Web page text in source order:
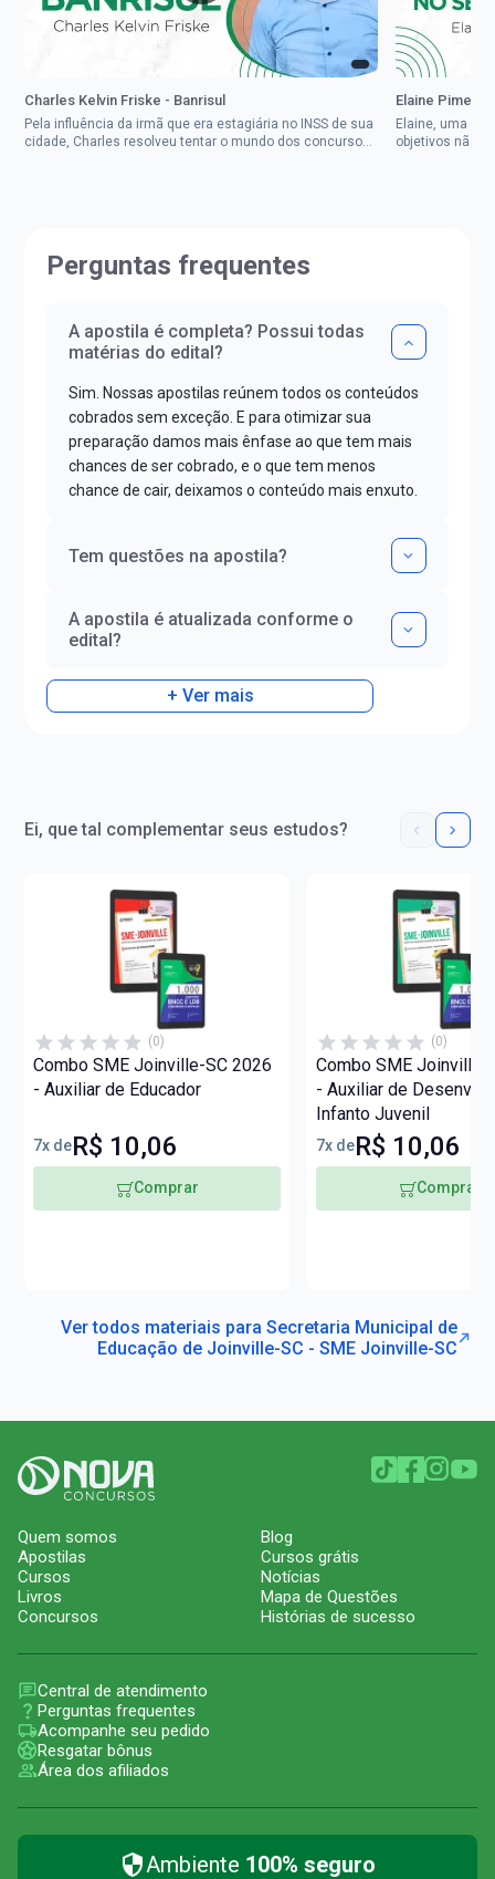
Charles Kelvin Friske - Banrisul
Pela influência da irmã que era estagiária no INSS de sua
cidade, Charles resolveu tentar o mundo dos concursos
Elaine
Elaine, uma
objetivos não
Perguntas frequentes
A apostila é completa? Possui todas
matérias do edital?
Sim. Nossas apostilas reúnem todos os conteúdos
cobrados sem exceção. E para otimizar sua
preparação damos mais ênfase ao que tem mais
chances de ser cobrado, e o que tem menos
chance de cair, deixamos o conteúdo mais enxuto.
Tem questões na apostila?
A apostila é atualizada conforme o
edital?
+ Ver mais
Ei, que tal complementar seus estudos?
(0)
Combo SME Joinville-SC 2026
- Auxiliar de Educador
7x deR$ 10,06
Comprar
(0)
Combo SME Joinville-
- Auxiliar de
Infanto Juvenil
7x deR$ 10,06
Comprar
Ver todos materiais para Secretaria Municipal de
Educação de Joinville-SC - SME Joinville-SC
Quem somos
Apostilas
Cursos
Livros
Concursos
Blog
Cursos grátis
Notícias
Mapa de Questões
Histórias de sucesso
Central de atendimento
Perguntas frequentes
Acompanhe seu pedido
Resgatar bônus
Área dos afiliados
Ambiente 100% seguro